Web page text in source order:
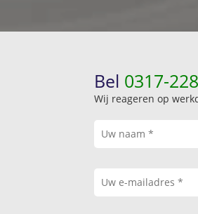
Bel 0317-
Wij reageren op